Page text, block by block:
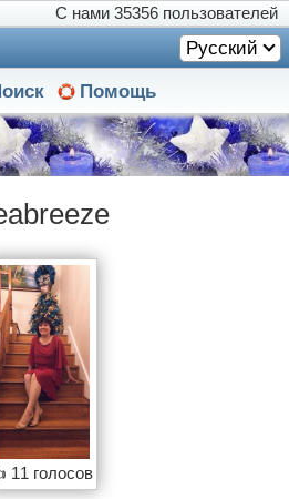
С нами 35356 пользователей
Русский
Помощь
11 голосов